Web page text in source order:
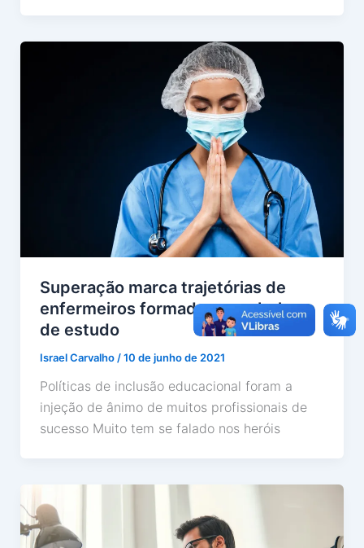
Superação marca trajetórias de
enfermeiros formados com bolsas
de estudo
Israel Carvalho/10 de junho de 2021
Políticas de inclusão educacional foram a
injeção de ânimo de muitos profissionais de
sucesso Muito tem se falado nos heróis